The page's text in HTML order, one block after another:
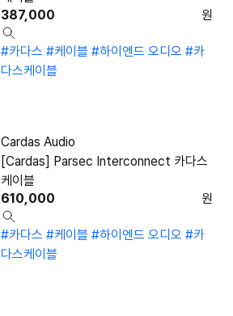
387,000
원
#카다스 #케이블 #하이엔드 오디오 #카
다스케이블
Cardas Audio
[Cardas] Parsec Interconnect 카다스
케이블
610,000
원
#카다스 #케이블 #하이엔드 오디오 #카
다스케이블